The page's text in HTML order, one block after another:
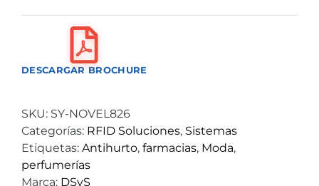
DESCARGAR BROCHURE
SKU: SY-NOVEL826
Categorías: RFID Soluciones, Sistemas
Etiquetas: Antihurto, farmacias, Moda,
perfumerías
Marca: DSyS